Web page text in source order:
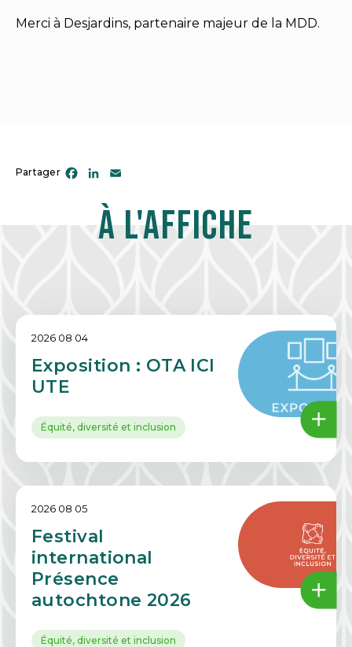
Merci à Desjardins, partenaire majeur de la MDD.
Partager Facebook
LinkedIn
À l'affiche
2026 08 04
Exposition : OTA ICI
UTE
Équité, diversité et inclusion
2026 08 05
Festival
international
Présence
autochtone 2026
Équité, diversité et inclusion